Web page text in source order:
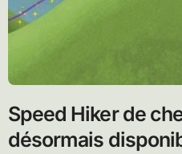
Speed Hiker de
désormais